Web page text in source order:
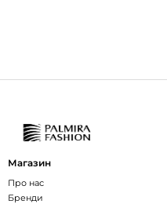
Магазин
Про нас
Бренди